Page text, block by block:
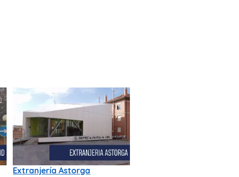
Extranjería Astorga